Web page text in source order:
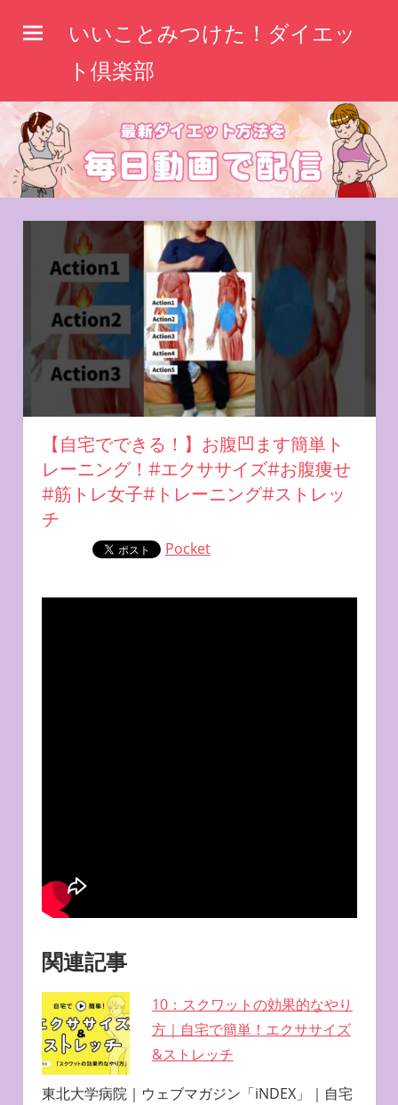
ス
キ
いいことみつけた！ダイエッ
ト倶楽部
【自宅でできる！】お腹凹ます簡単ト
レーニング！#エクササイズ#お腹痩せ
#筋トレ女子#トレーニング#ストレッ
チ
Pocket
関連記事
10：スクワットの効果的なやり
方｜自宅で簡単！エクササイズ
&ストレッチ
東北大学病院｜ウェブマガジン「iNDEX」｜自宅